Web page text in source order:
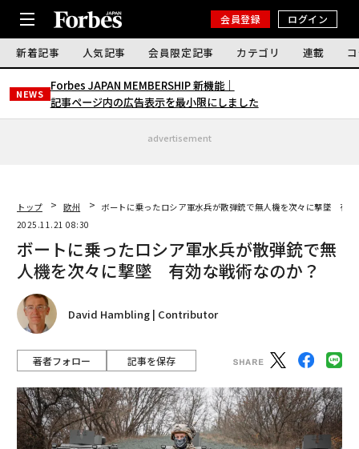
会員登録 ログイン
新着記事 人気記事 会員限定記事 カテゴリ 連載
NEWS
Forbes JAPAN MEMBERSHIP 新機能｜
記事ページ内の広告表示を最小限にしました
advertisement
トップ 欧州
ボートに乗ったロシア軍水兵が散弾銃で無人機を次々に撃墜 有効
2025.11.21 08:30
ボートに乗ったロシア軍水兵が散弾銃で無
人機を次々に撃墜 有効な戦術なのか？
David Hambling | Contributor
著者フォロー 記事を保存